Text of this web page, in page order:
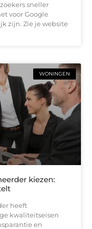
sneller
voor Google
zijn. Zie je website
WONINGEN
kiezen:
heeft
kwaliteitseisen
en